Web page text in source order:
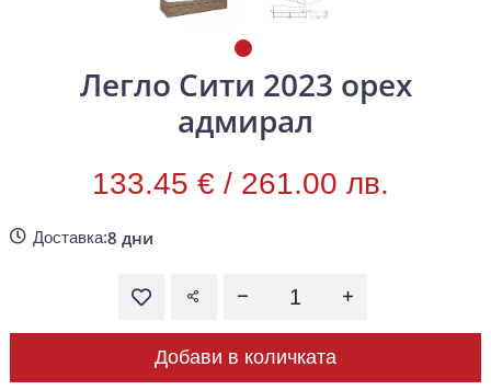
Легло Сити 2023 орех
адмирал
133.45 € / 261.00 лв.
Доставка:8 дни
Добави в количката